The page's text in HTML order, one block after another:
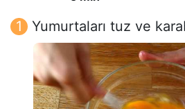
Yumurtaları tuz ve